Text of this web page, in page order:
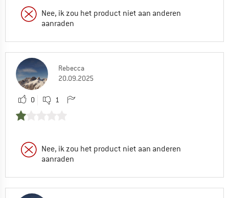
Nee, ik zou het product niet aan anderen
aanraden
Rebecca
20.09.2025
0 1
Nee, ik zou het product niet aan anderen
aanraden